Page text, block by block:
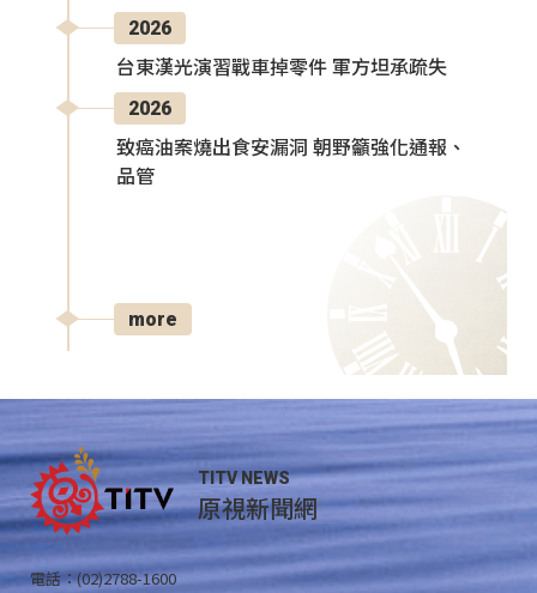
2026
台東漢光演習戰車掉零件 軍方坦承疏失
2026
致癌油案燒出食安漏洞 朝野籲強化通報、
品管
more
TITV NEWS
原視新聞網
電話：(02)2788-1600